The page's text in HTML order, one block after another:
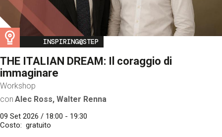
Image
INSPIRING@STEP
THE ITALIAN DREAM: Il coraggio di
immaginare
Workshop
con Alec Ross, Walter Renna
09 Set 2026 / 18:00 - 19:30
Costo
gratuito